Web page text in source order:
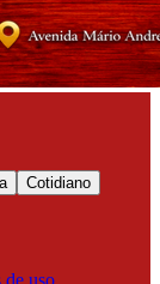
Cotidiano
de uso